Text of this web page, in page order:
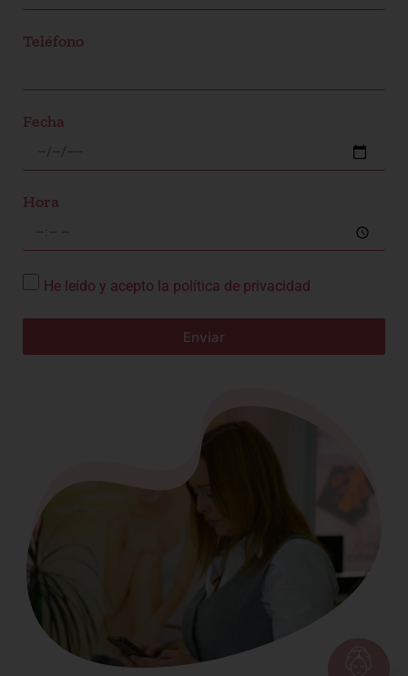
Teléfono
Fecha
Hora
He leído y acepto la política de privacidad
Enviar